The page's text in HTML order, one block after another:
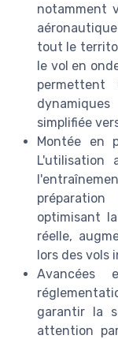
notamment
tout le
le vol en
permettent
simplifiée
Montée en
L'utilisation
optimisant
réelle,
lors des vols
garantir la
attention